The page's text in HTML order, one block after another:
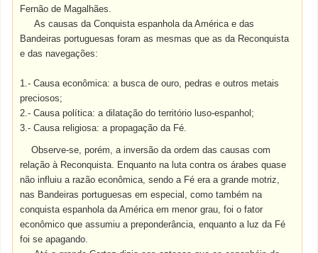
Fernão de Magalhães.
As causas da Conquista espanhola da América e das
Bandeiras portuguesas foram as mesmas que as da Reconquista
e das navegações:
1.- Causa econômica: a busca de ouro, pedras e outros metais
preciosos;
2.- Causa política: a dilatação do território luso-espanhol;
3.- Causa religiosa: a propagação da Fé.
Observe-se, porém, a inversão da ordem das causas com
relação à Reconquista. Enquanto na luta contra os árabes quase
não influiu a razão econômica, sendo a Fé era a grande motriz,
nas Bandeiras portuguesas em especial, como também na
conquista espanhola da América em menor grau, foi o fator
econômico que assumiu a preponderância, enquanto a luz da Fé
foi se apagando.